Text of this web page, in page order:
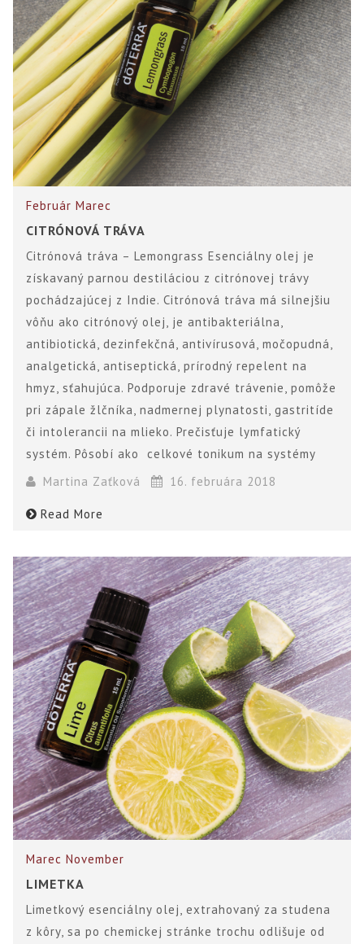
Február Marec
CITRÓNOVÁ TRÁVA
Citrónová tráva – Lemongrass Esenciálny olej je
získavaný parnou destiláciou z citrónovej trávy
pochádzajúcej z Indie. Citrónová tráva má silnejšiu
vôňu ako citrónový olej, je antibakteriálna,
antibiotická, dezinfekčná, antivírusová, močopudná,
analgetická, antiseptická, prírodný repelent na
hmyz, sťahujúca. Podporuje zdravé trávenie, pomôže
pri zápale žlčníka, nadmernej plynatosti, gastritíde
či intolerancii na mlieko. Prečisťuje lymfatický
systém. Pôsobí ako celkové tonikum na systémy
Martina Zaťková
16. februára 2018
Read More
Marec November
LIMETKA
Limetkový esenciálny olej, extrahovaný za studena
z kôry, sa po chemickej stránke trochu odlišuje od